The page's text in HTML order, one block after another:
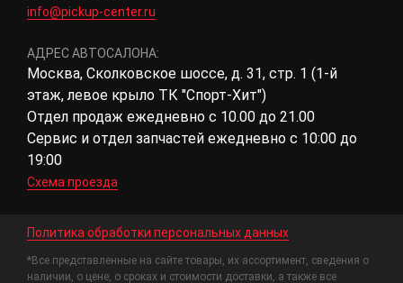
info@pickup-center.ru
АДРЕС АВТОСАЛОНА:
Москва, Сколковское шоссе, д. 31, стр. 1 (1-й
этаж, левое крыло ТК "Спорт-Хит")
Отдел продаж ежедневно с 10.00 до 21.00
Сервис и отдел запчастей ежедневно с 10:00 до
19:00
Схема проезда
Политика обработки персональных данных
*Все представленные на сайте товары, их ассортимент, сведения о
наличии, о цене, о сроках и стоимости доставки, а также все